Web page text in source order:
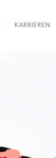
KARRIEREN